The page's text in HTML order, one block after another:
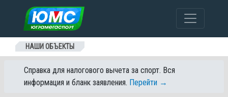
Перейти к содержанию
НАШИ ОБЪЕКТЫ
Справка для налогового вычета за спорт. Вся
информация и бланк заявления. Перейти →